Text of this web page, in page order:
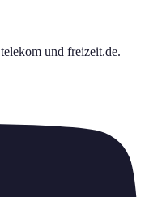
telekom und freizeit.de.